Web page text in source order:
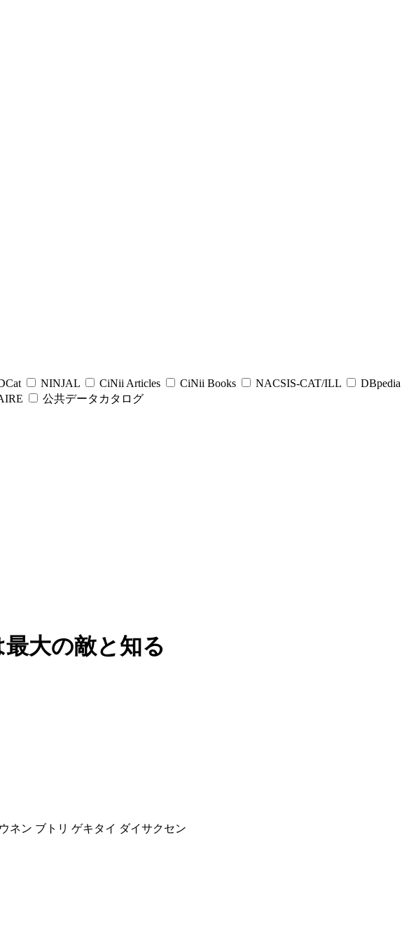
NINJAL CiNii Articles CiNii Books NACSIS-CAT/ILL
DBpedia
公共データカタログ
大の敵と知る
ネン ブトリ ゲキタイ ダイサクセン